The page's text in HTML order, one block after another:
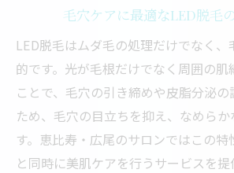
毛穴ケアに最適なLED脱毛
LED脱毛はムダ毛の処理だけでなく
的です。光が毛根だけでなく周囲の肌
ことで、毛穴の引き締めや皮脂分泌
ため、毛穴の目立ちを抑え、なめら
す。恵比寿・広尾のサロンではこの
と同時に美肌ケアを行うサービスを提